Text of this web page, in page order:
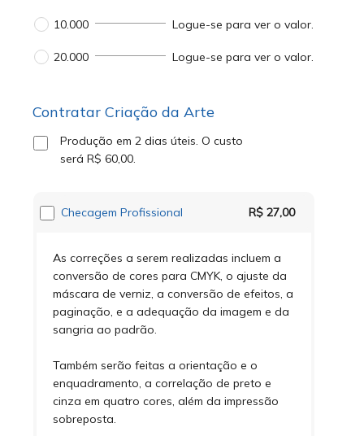
10.000 Logue-se para ver o valor.
20.000 Logue-se para ver o valor.
Contratar Criação da Arte
Produção em 2 dias úteis.O custo
seráR$ 60,00.
Checagem Profissional R$ 27,00
As correções a serem realizadas incluem a
conversão de cores para CMYK, o ajuste da
máscara de verniz, a conversão de efeitos, a
paginação, e a adequação da imagem e da
sangria ao padrão.
Também serão feitas a orientação e o
enquadramento, a correlação de preto e
cinza em quatro cores, além da impressão
sobreposta.